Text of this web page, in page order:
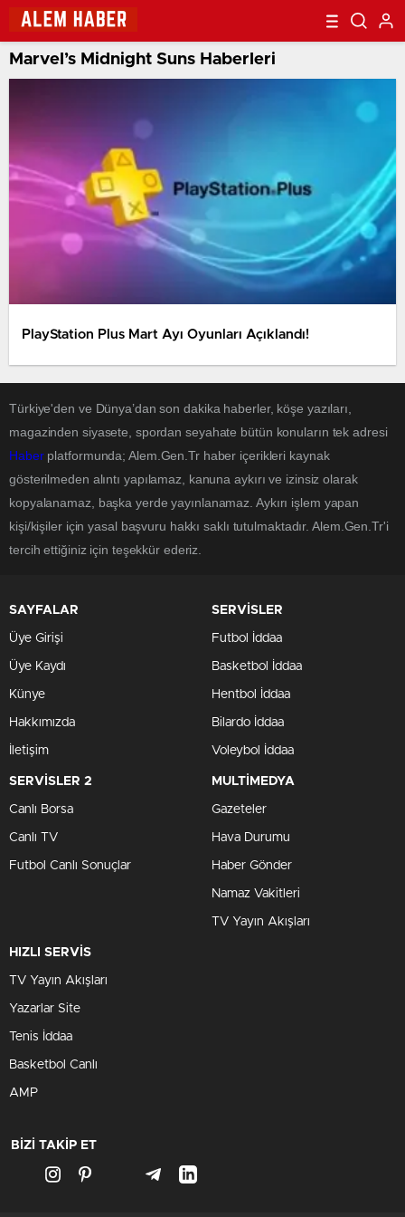
Marvel’s Midnight Suns Haberleri
PlayStation Plus Mart Ayı Oyunları Açıklandı!
Türkiye'den ve Dünya’dan son dakika haberler, köşe yazıları,
magazinden siyasete, spordan seyahate bütün konuların tek adresi
Haberplatformunda; Alem.Gen.Tr haber içerikleri kaynak
gösterilmeden alıntı yapılamaz, kanuna aykırı ve izinsiz olarak
kopyalanamaz, başka yerde yayınlanamaz. Aykırı işlem yapan
kişi/kişiler için yasal başvuru hakkı saklı tutulmaktadır. Alem.Gen.Tr'i
tercih ettiğiniz için teşekkür ederiz.
SAYFALAR
Üye Girişi
Üye Kaydı
Künye
Hakkımızda
İletişim
SERVİSLER
Futbol İddaa
Basketbol İddaa
Hentbol İddaa
Bilardo İddaa
Voleybol İddaa
SERVİSLER 2
Canlı Borsa
Canlı TV
Futbol Canlı Sonuçlar
MULTİMEDYA
Gazeteler
Hava Durumu
Haber Gönder
Namaz Vakitleri
TV Yayın Akışları
HIZLI SERVİS
TV Yayın Akışları
Yazarlar Site
Tenis İddaa
Basketbol Canlı
AMP
BİZİ TAKİP ET